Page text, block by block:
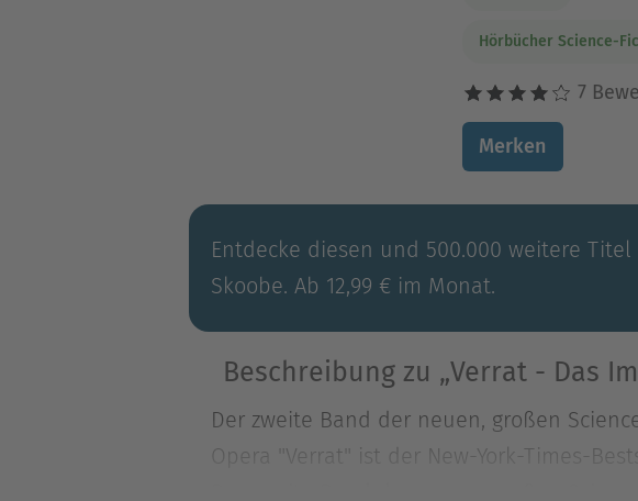
Hörbücher Science-
7
Merken
Entdecke diesen und 500.000 weitere
Skoobe. Ab 12,99 € im Monat.
Beschreibung zu „Verrat - Das
Der zweite Band der neuen, großen
Opera "Verrat" ist der New-York-Times-